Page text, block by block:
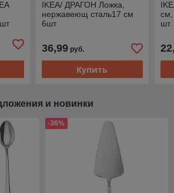
IKEA/ ДРАГОН Ложка,
нержавеющ сталь17 см
6шт
36,99руб.
Купить
шт
и новинки
-36%